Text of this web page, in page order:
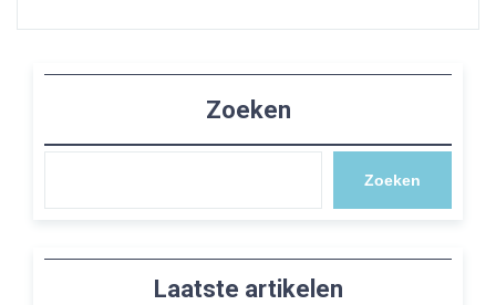
Zoeken
Zoeken
Laatste artikelen